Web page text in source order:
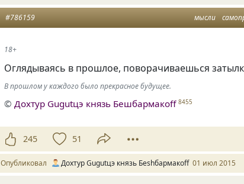
мысли
#786159
18+
Оглядываясь в прошлое, поворачиваешься
В прошлом у каждого было прекрасное будущее.
©Дохтур Gugutцэ князь Бешбармакоff 8455
245 51
Опубликовал Дохтур Gugutцэ князь Беshбармакоff 01 июл 2015